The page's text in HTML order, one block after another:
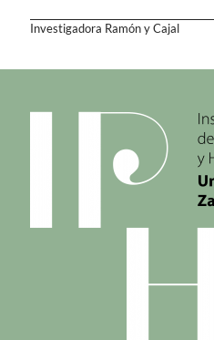
Investigadora Ramón y Cajal